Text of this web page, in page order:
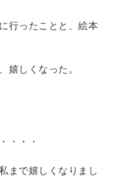
行ったことと、絵本
嬉しくなった。
・・・
まで嬉しくなりまし